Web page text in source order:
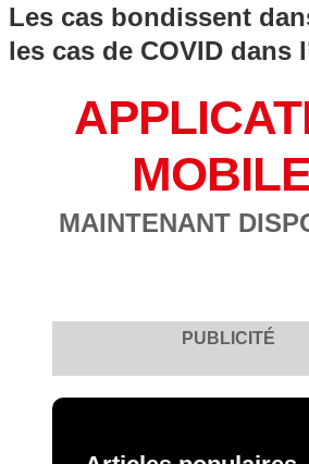
Les cas bondissent
les cas de COVID dans
MAINTENANT
PUBLICITÉ